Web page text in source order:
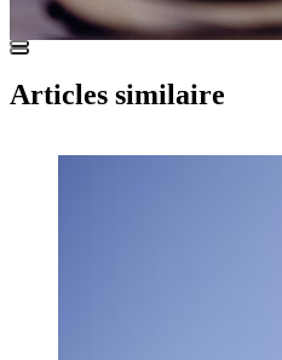
Articles similaire